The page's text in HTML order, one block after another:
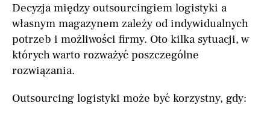
Decyzja między outsourcingiem logistyki a
własnym magazynem zależy od indywidualnych
potrzeb i możliwości firmy. Oto kilka sytuacji, w
których warto rozważyć poszczególne
rozwiązania.
Outsourcing logistyki może być korzystny, gdy: